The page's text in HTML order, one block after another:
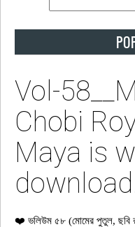
Vol-
Chobi
Maya is
❤️ ভলিউম ৫৮ (মোমের পুতুল, ছবি